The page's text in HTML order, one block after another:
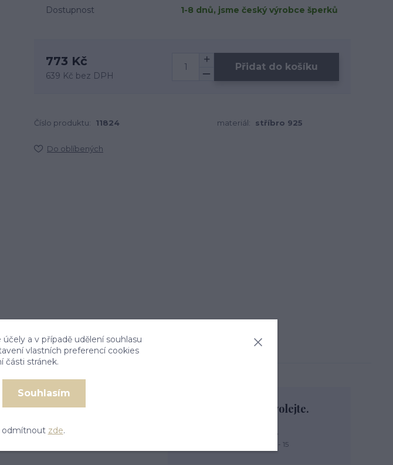
Dostupnost 1-8 dnů, jsme český výrobce šperků
773 Kč
639 Kč bez DPH
Přidat do košíku
Číslo produktu: 11824 materiál: stříbro 925
Do oblíbených
je 24 mm na výšku a
g.
Nevíte si rady? Zavolejte.
+420 774 444 475
PO, PÁ: 7 - 13, ÚT, ST, ČT: 9 - 15
a v případě udělení souhlasu
vlastních preferencí cookies
části stránek.
Souhlasím
odmítnout zde.